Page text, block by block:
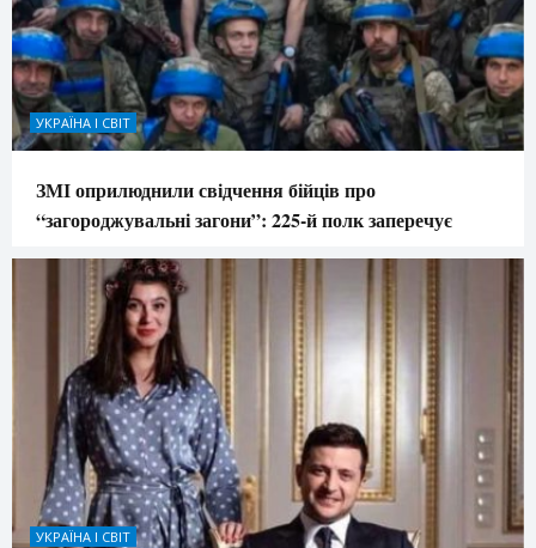
УКРАЇНА І СВІТ
ЗМІ оприлюднили свідчення бійців про
“загороджувальні загони”: 225-й полк заперечує
УКРАЇНА І СВІТ